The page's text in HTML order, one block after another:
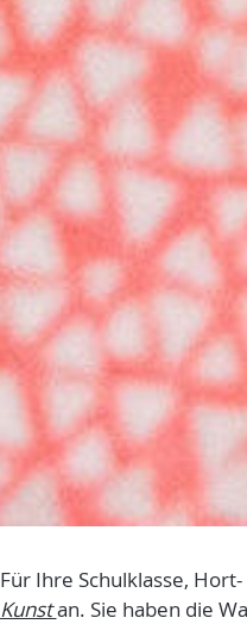
Für Ihre Schulklasse,
Kunstan. Sie haben die